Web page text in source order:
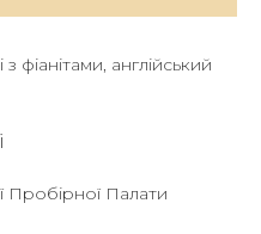
англійський
Пробірної Палати